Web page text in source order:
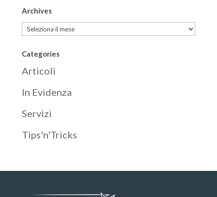
Archives
Archives
Categories
Articoli
In Evidenza
Servizi
Tips'n'Tricks